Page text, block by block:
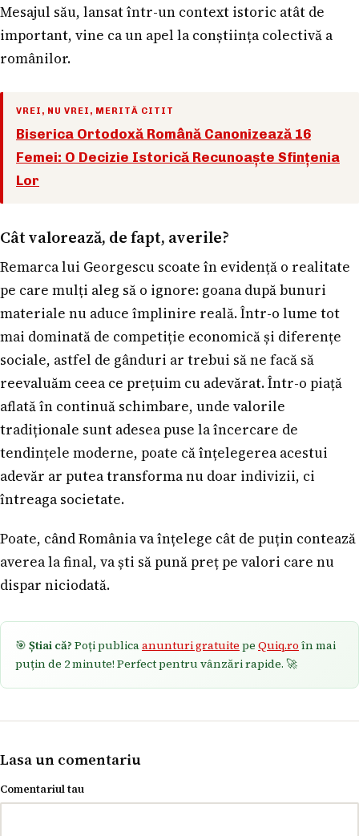
Mesajul său, lansat într-un context istoric atât de
important, vine ca un apel la conștiința colectivă a
românilor.
VREI, NU VREI, MERITĂ CITIT
Biserica Ortodoxă Română Canonizează 16
Femei: O Decizie Istorică Recunoaște Sfințenia
Lor
Cât valorează, de fapt, averile?
Remarca lui Georgescu scoate în evidență o realitate
pe care mulți aleg să o ignore: goana după bunuri
materiale nu aduce împlinire reală. Într-o lume tot
mai dominată de competiție economică și diferențe
sociale, astfel de gânduri ar trebui să ne facă să
reevaluăm ceea ce prețuim cu adevărat. Într-o piață
aflată în continuă schimbare, unde valorile
tradiționale sunt adesea puse la încercare de
tendințele moderne, poate că înțelegerea acestui
adevăr ar putea transforma nu doar indivizii, ci
întreaga societate.
Poate, când România va înțelege cât de puțin contează
averea la final, va ști să pună preț pe valori care nu
dispar niciodată.
🎯 Știai că? Poți publicaanunturi gratuite pe Quiq.ro în mai
puțin de 2 minute! Perfect pentru vânzări rapide. 🚀
Lasa un comentariu
Comentariul tau